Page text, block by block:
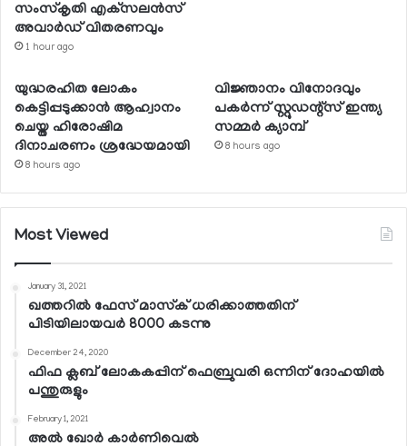
സംസ്‌കൃതി എക്‌സലന്‍സ്
അവാര്‍ഡ് വിതരണവും
1 hour ago
യുദ്ധരഹിത ലോകം
കെട്ടിപ്പടുക്കാന്‍ ആഹ്വാനം
ചെയ്ത ഹിരോഷിമ
ദിനാചരണം ശ്രദ്ധേയമായി
8 hours ago
വിജ്ഞാനം വിനോദവും
പകര്‍ന്ന് സ്റ്റുഡന്റ്‌സ് ഇന്ത്യ
സമ്മര്‍ ക്യാമ്പ്
8 hours ago
Most Viewed
January 31, 2021
ഖത്തറില്‍ ഫേസ് മാസ്‌ക് ധരിക്കാത്തതിന്
പിടിയിലായവര്‍ 8000 കടന്നു
December 24, 2020
ഫിഫ ക്ലബ് ലോകകപ്പിന് ഫെബ്രുവരി ഒന്നിന് ദോഹയില്‍
പന്തുരുളും
February 1, 2021
അല്‍ ഖോര്‍ കാര്‍ണിവെല്‍